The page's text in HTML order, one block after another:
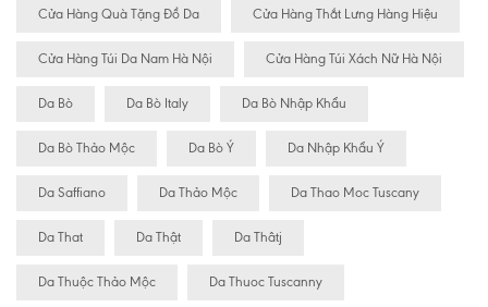
Cửa Hàng Quà Tặng Đồ Da Cửa Hàng Thắt Lưng Hàng Hiệu
Cửa Hàng Túi Da Nam Hà Nội Cửa Hàng Túi Xách Nữ Hà Nội
Da Bò Da Bò Italy Da Bò Nhập Khẩu
Da Bò Thảo Mộc Da Bò Ý Da Nhập Khẩu Ý
Da Saffiano Da Thảo Mộc Da Thao Moc Tuscany
Da That Da Thật Da Thâtj
Da Thuộc Thảo Mộc Da Thuoc Tuscanny